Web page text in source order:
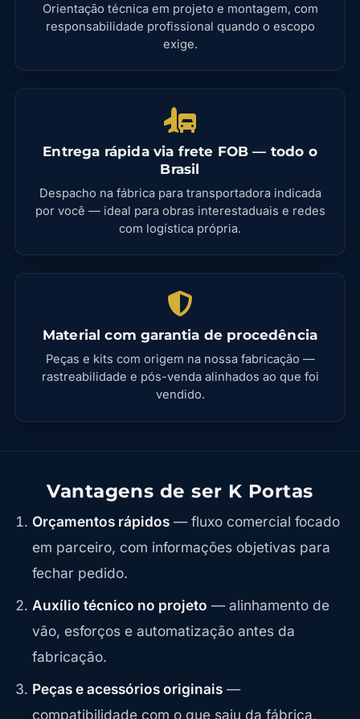
Orientação técnica em projeto e montagem, com
responsabilidade profissional quando o escopo
exige.
Entrega rápida via frete FOB — todo o
Brasil
Despacho na fábrica para transportadora indicada
por você — ideal para obras interestaduais e redes
com logística própria.
Material com garantia de procedência
Peças e kits com origem na nossa fabricação —
rastreabilidade e pós-venda alinhados ao que foi
vendido.
Vantagens de ser K Portas
Orçamentos rápidos— fluxo comercial focado
em parceiro, com informações objetivas para
fechar pedido.
Auxílio técnico no projeto — alinhamento de
vão, esforços e automatização antes da
fabricação.
Peças e acessórios originais—
compatibilidade com o que saiu da fábrica,